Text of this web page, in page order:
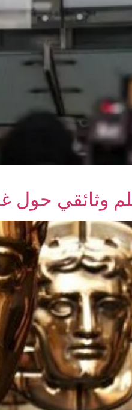
وثائقي حول